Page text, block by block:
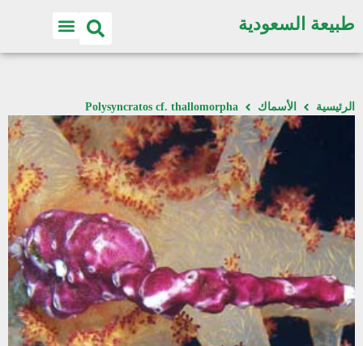
طبيعة السعودية
الرئيسية الأسماك Polysyncratos cf. thallomorpha